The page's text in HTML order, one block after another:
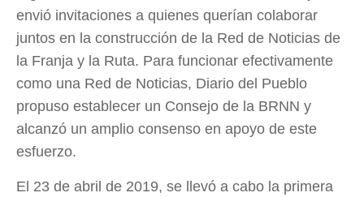
envió invitaciones a quienes querían colaborar
juntos en la construcción de la Red de Noticias de
la Franja y la Ruta. Para funcionar efectivamente
como una Red de Noticias, Diario del Pueblo
propuso establecer un Consejo de la BRNN y
alcanzó un amplio consenso en apoyo de este
esfuerzo.
El 23 de abril de 2019, se llevó a cabo la primera